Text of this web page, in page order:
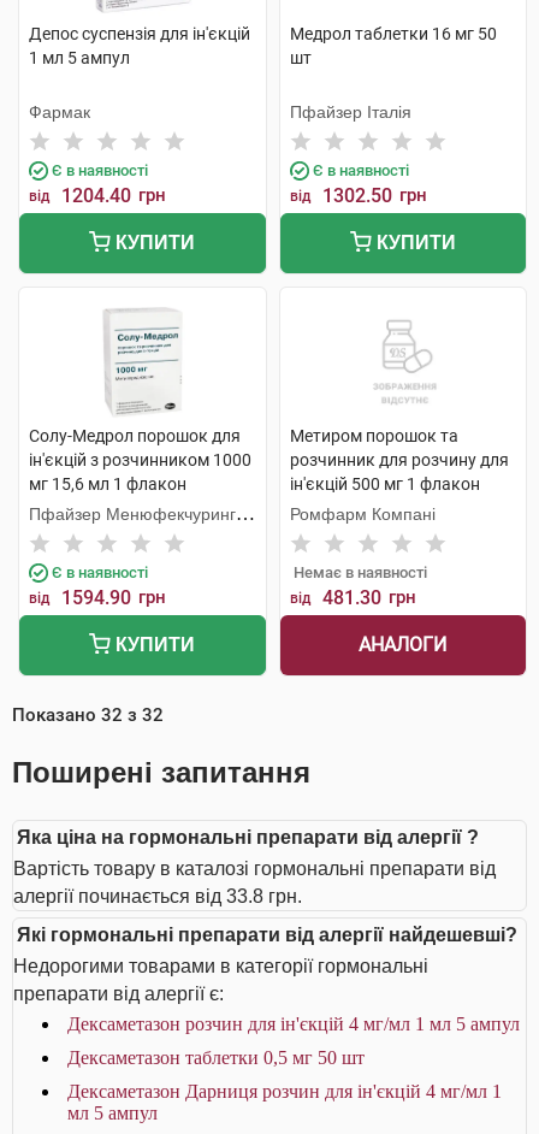
Депос суспензія для ін'єкцій
1 мл 5 ампул
Фармак
Є в наявності
від 1204.40 грн
КУПИТИ
Медрол таблетки 16 мг 50
шт
Пфайзер Італія
Є в наявності
від 1302.50 грн
КУПИТИ
Солу-Медрол порошок для
ін'єкцій з розчинником 1000
мг 15,6 мл 1 флакон
Пфайзер Менюфекчуринг
Бельгія
Є в наявності
від 1594.90 грн
КУПИТИ
Метиром порошок та
розчинник для розчину для
ін'єкцій 500 мг 1 флакон
Ромфарм Компані
Немає в наявності
від 481.30 грн
АНАЛОГИ
Показано 32 з 32
Поширені запитання
Яка ціна на гормональні препарати від алергії ?
Вартість товару в каталозі гормональні препарати від
алергії починається від 33.8 грн.
Які гормональні препарати від алергії найдешевші?
Недорогими товарами в категорії гормональні
препарати від алергії є:
Дексаметазон розчин для ін'єкцій 4 мг/мл 1 мл 5 ампул
Дексаметазон таблетки 0,5 мг 50 шт
Дексаметазон Дарниця розчин для ін'єкцій 4 мг/мл 1
мл 5 ампул